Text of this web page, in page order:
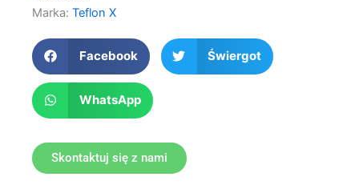
Marka: Teflon X
Facebook Świergot
WhatsApp
Skontaktuj się z nami